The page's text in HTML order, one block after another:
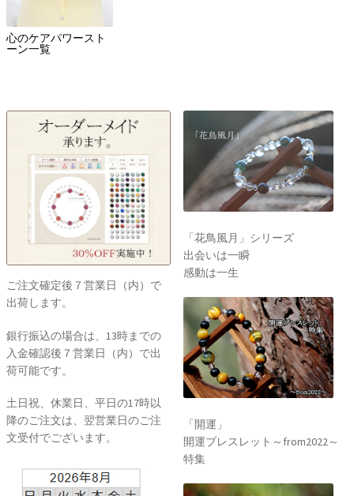
心のケアパワースト
ーン一覧
ご注文確定後７営業日（内）で
出荷します。
銀行振込の場合は、13時までの
入金確認後７営業日（内）で出
荷可能です。
土日祝、休業日、平日の17時以
降のご注文は、翌営業日のご注
文受付でございます。
「花鳥風月」シリーズ
出会いは一瞬
感動は一生
「開運」
開運ブレスレット～from2022～
特集